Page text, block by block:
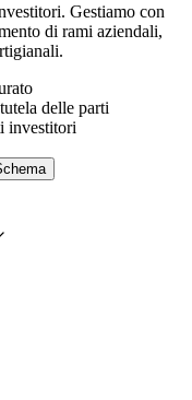
Gestiamo con
di rami aziendali,
delle parti
investitori